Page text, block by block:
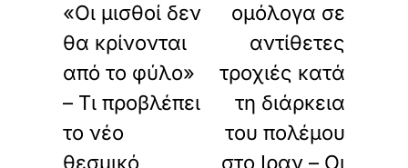
«Οι μισθοί δεν
θα κρίνονται
από το φύλο»
– Τι προβλέπει
το νέο
θεσμικό
ομόλογα σε
αντίθετες
τροχιές κατά
τη διάρκεια
του πολέμου
στο Ιραν – Οι